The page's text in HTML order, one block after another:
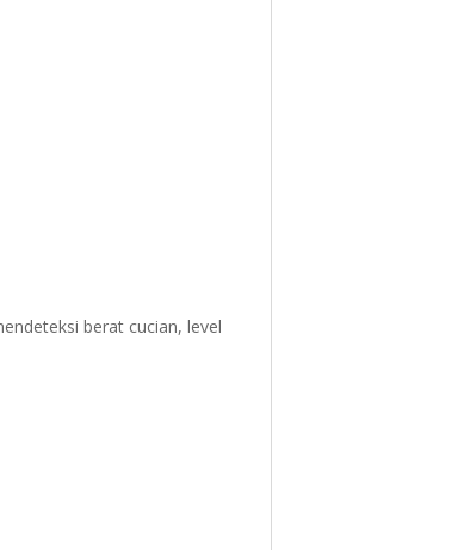
berat cucian, level